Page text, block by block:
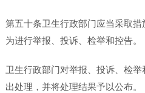
第五十条卫生行政部门应当采取
为进行举报、投诉、检举和控告。
卫生行政部门对举报、投诉、检
出处理，并将处理结果予以公布。